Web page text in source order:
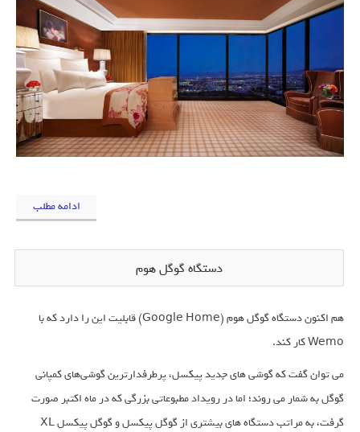
ادامه مطلب
دستگاه گوگل هوم
هم اکنون دستگاه گوگل هوم (Google Home) قابلیت این را دارد که با
Wemo کار کند.
می ‌توان گفت که گوشی های جدید پیکسل، پرطرفدارترین گوشی‌های کمپانی
گوگل به شمار می ‌روند؛ اما در رویداد مطبوعاتی بزرگی که در ماه اکتبر صورت
گرفت، به مراتب دستگاه ‌های بیشتری از گوگل پیکسل و گوگل پیکسل XL